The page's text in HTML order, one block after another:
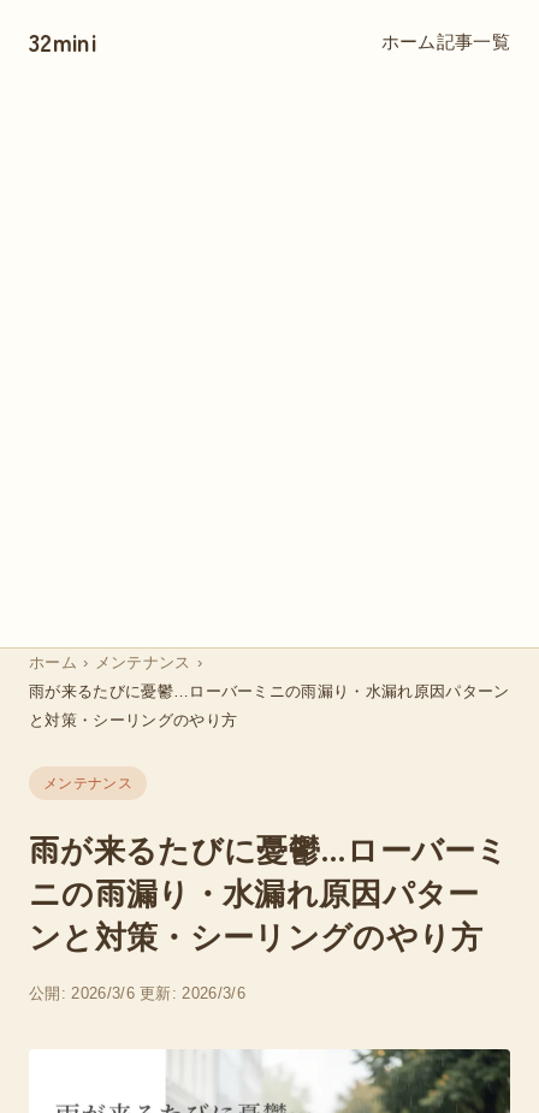
32mini ホーム記事一覧
ホーム › メンテナンス ›
雨が来るたびに憂鬱…ローバーミニの雨漏り・水漏れ原因パターン
と対策・シーリングのやり方
メンテナンス
雨が来るたびに憂鬱…ローバーミ
ニの雨漏り・水漏れ原因パター
ンと対策・シーリングのやり方
公開: 2026/3/6 更新: 2026/3/6